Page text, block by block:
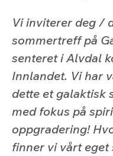
Vi inviterer deg /
sommertreff på
senteret i Alvdal
Innlandet. Vi har
dette et galaktisk
med fokus på
oppgradering!
finner vi vårt eget